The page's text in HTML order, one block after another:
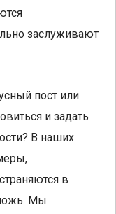
заслуживают
пост или
и задать
В наших
в
Мы